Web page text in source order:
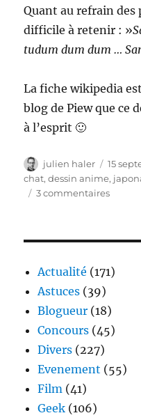
Quant au refrain des
difficile à retenir : »
tudum dum dum …
La fiche wikipedia
blog de Piew que ce
à l’esprit 🙂
Auteur
julien haler
Publié
le
15
chat,dessin anime,
3 commentairessur
cats
Actualité (171)
Astuces (39)
Blogueur (18)
Concours (45)
Divers (227)
Evenement (55)
Film (41)
Geek (106)